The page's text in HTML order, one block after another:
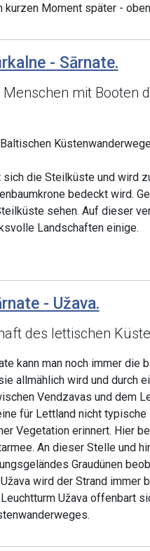
kurzen Moment später -
- Sārnate.
mit Booten
die Steilküste und wird
bedeckt wird.
sehen. Auf dieser
Landschaften einige.
- Užava.
des lettischen
kann man noch immer die
allmählich wird und durch
Vendzavas und dem
für Lettland nicht
Vegetation erinnert. Hier
An dieser Stelle und
Graudünen
wird der Strand immer
Užava offenbart